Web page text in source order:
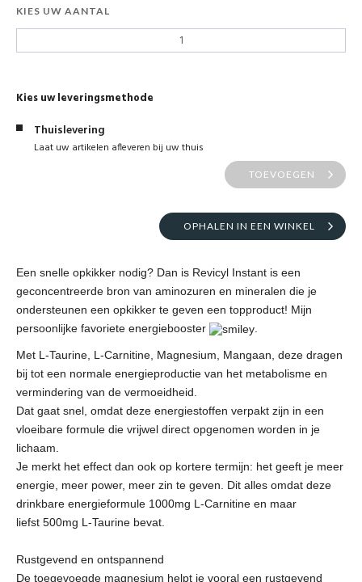
KIES UW AANTAL
Kies uw leveringsmethode
Thuislevering
Laat uw artikelen afleveren bij uw thuis
TOEVOEGEN
OPHALEN IN EEN WINKEL
Een snelle opkikker nodig? Dan is Revicyl Instant is een
geconcentreerde bron van aminozuren en mineralen die je
ondersteunen een opkikker te geven een topproduct! Mijn
persoonlijke favoriete energiebooster
Met L-Taurine, L-Carnitine, Magnesium, Mangaan, deze dragen
bij tot een normale energieproductie van het metabolisme en
vermindering van de vermoeidheid
Dat gaat snel, omdat deze energiestoffen verpakt zijn in een
vloeibare formule die vrijwel direct opgenomen worden in je
lichaam.
Je merkt het effect dan ook op kortere termijn: het geeft je meer
energie, meer power, meer zin te geven. Dit alles omdat deze
drinkbare energieformule 1000mg L-Carnitine en maar
liefst 500mg L-Taurine bevat.
Rustgevend en ontspannend
De toegevoegde magnesium helpt je vooral een rustgevend